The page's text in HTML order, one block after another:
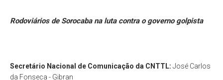
Rodoviários de Sorocaba na luta contra o governo golpista
Secretário Nacional de Comunicação da CNTTL: José Carlos
da Fonseca - Gibran